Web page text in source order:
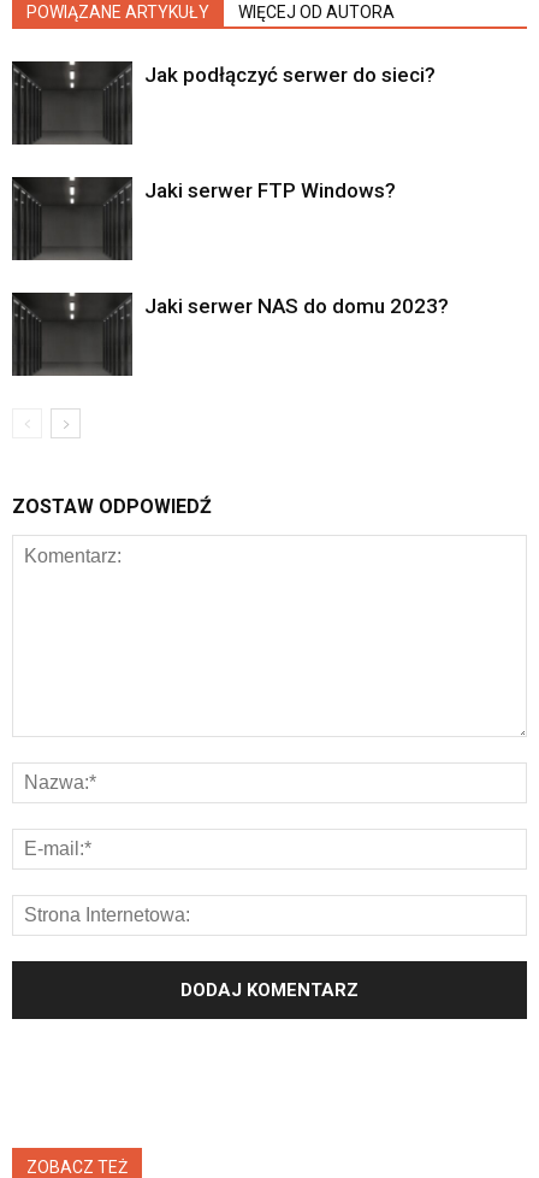
POWIĄZANE ARTYKUŁY WIĘCEJ OD AUTORA
Jak podłączyć serwer do sieci?
Jaki serwer FTP Windows?
Jaki serwer NAS do domu 2023?
ZOSTAW ODPOWIEDŹ
ZOBACZ TEŻ